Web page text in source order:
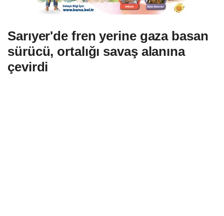
Sarıyer'de fren yerine gaza basan
sürücü, ortalığı savaş alanına
çevirdi